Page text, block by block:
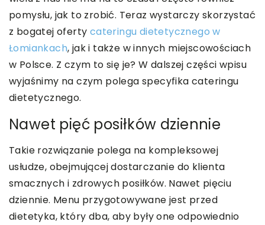
pomysłu, jak to zrobić. Teraz wystarczy skorzystać
z bogatej oferty cateringu dietetycznego w
Łomiankach, jak i także w innych miejscowościach
w Polsce. Z czym to się je? W dalszej części wpisu
wyjaśnimy na czym polega specyfika cateringu
dietetycznego.
Nawet pięć posiłków dziennie
Takie rozwiązanie polega na kompleksowej
usłudze, obejmującej dostarczanie do klienta
smacznych i zdrowych posiłków. Nawet pięciu
dziennie. Menu przygotowywane jest przed
dietetyka, który dba, aby były one odpowiednio